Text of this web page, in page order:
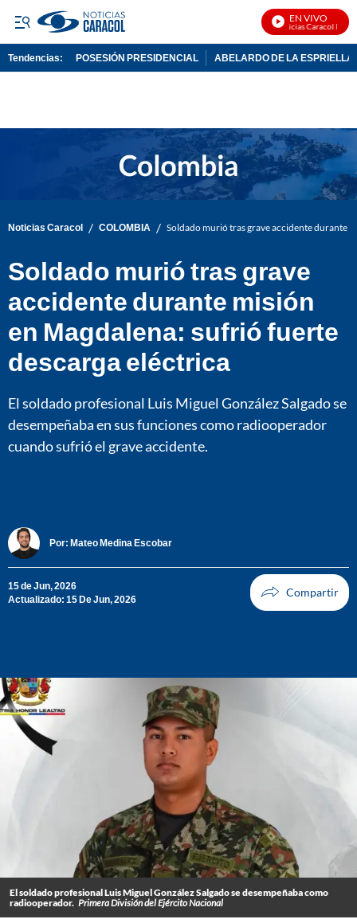
EN VIVO
Noticias Caracol En
Tendencias: POSESIÓN PRESIDENCIAL ABELARDO DE LA ESPRIELLA
Noticias Caracol / COLOMBIA / Soldado murió tras grave accidente durante
Soldado murió tras grave
accidente durante misión
en Magdalena: sufrió fuerte
descarga eléctrica
El soldado profesional Luis Miguel González Salgado se
desempeñaba en sus funciones como radiooperador
cuando sufrió el grave accidente.
Por: Mateo Medina Escobar
15 de Jun, 2026
Actualizado: 15 De Jun, 2026
El soldado profesional Luis Miguel González Salgado se desempeñaba como
radiooperador. Primera División del Ejército Nacional